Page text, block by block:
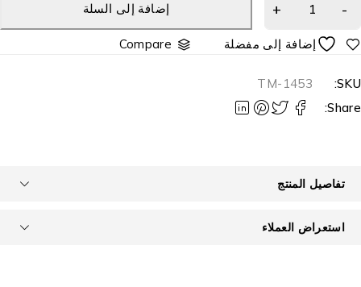
إضافة إلى السلة
Compare
TM-1453
تفاصيل المنتج
استعراض العملاء